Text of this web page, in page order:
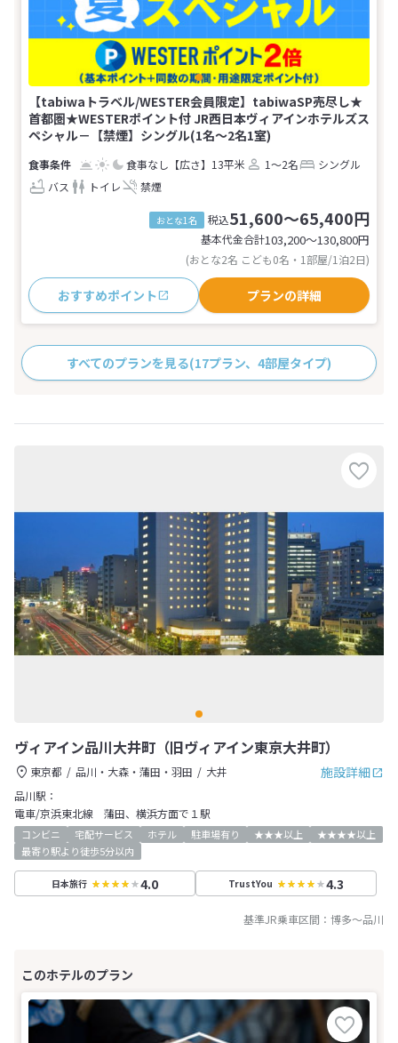
【tabiwaトラベル/WESTER会員限定】tabiwaSP売尽し★
首都圏★WESTERポイント付 JR西日本ヴィアインホテルズス
ペシャル－【禁煙】シングル(1名～2名1室)
食事なし 【広さ】13平米 1～2名
シングル
バス
トイレ 禁煙
おとな1名 税込51,600～65,400円
基本代金合計103,200〜130,800円
(おとな2名 こども0名・1部屋/1泊2日)
おすすめポイント プランの詳細
すべてのプランを見る(17プラン、4部屋タイプ)
ヴィアイン品川大井町（旧ヴィアイン東京大井町）
施設詳細
東京都 品川・大森・蒲田・羽田
大井
品川駅：
電車/京浜東北線 蒲田、横浜方面で１駅
コンビニ 宅配サービス ホテル 駐車場有り ★★★以上
★★★★以上
最寄り駅より徒歩5分以内
日本旅行 4.0 TrustYou 4.3
基準JR乗車区間： 博多～品川